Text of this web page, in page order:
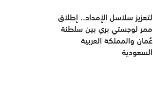
لتعزيز سلاسل الإمداد.. إطلاق
ممر لوجستي بري بين سلطنة
عُمان والمملكة العربية
السعودية